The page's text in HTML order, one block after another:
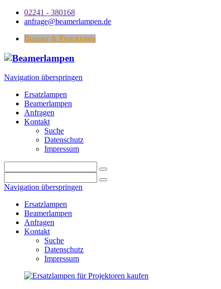
02241 - 380168
anfrage@beamerlampen.de
Beamer & Projektoren
Navigation überspringen
Ersatzlampen
Beamerlampen
Anfragen
Kontakt
Suche
Datenschutz
Impressum
Navigation überspringen
Ersatzlampen
Beamerlampen
Anfragen
Kontakt
Suche
Datenschutz
Impressum